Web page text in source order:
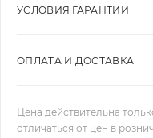
УСЛОВИЯ ГАРАНТИИ
ОПЛАТА И ДОСТАВКА
Цена действительна
отличаться от цен в